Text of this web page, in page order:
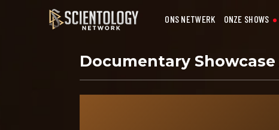
ONS NETWERK ONZE SHOWS
Documentary Showcase